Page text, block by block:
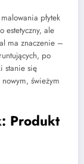
płytek
estetyczny, ale
ma znaczenie –
po
stanie się
świeżym
Produkt